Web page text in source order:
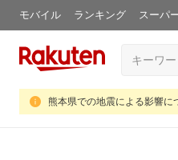
モバイル ランキング スーパ
熊本県での地震による影響に